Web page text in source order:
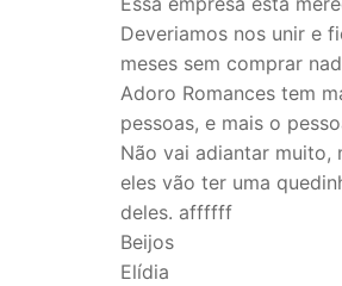
Deveriamos nos unir e
meses sem comprar
Adoro Romances tem
pessoas, e mais o
Não vai adiantar muito,
eles vão ter uma
deles. affffff
Beijos
Elídia